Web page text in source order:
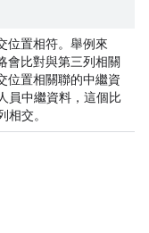
位置相符。舉例來
會比對與第三列相關
位置相關聯的中繼資
員中繼資料，這個比
相交。